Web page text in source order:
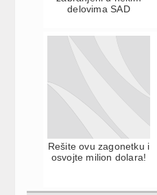
delovima SAD
Rešite ovu zagonetku i
osvojte milion dolara!